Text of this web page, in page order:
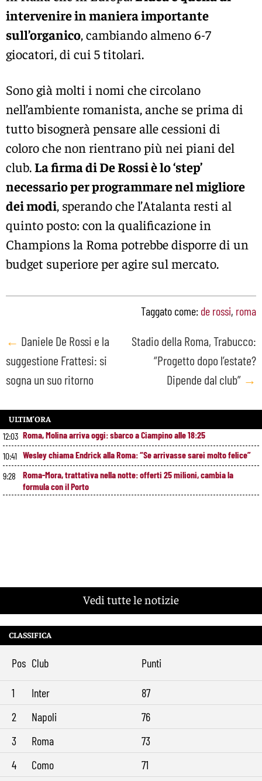
intervenire in maniera importante
sull’organico, cambiando almeno 6-7
giocatori, di cui 5 titolari.
Sono già molti i nomi che circolano
nell’ambiente romanista, anche se prima di
tutto bisognerà pensare alle cessioni di
coloro che non rientrano più nei piani del
club.La firma di De Rossi è lo ‘step’
necessario per programmare nel migliore
dei modi, sperando che l’Atalanta resti al
quinto posto: con la qualificazione in
Champions la Roma potrebbe disporre di un
budget superiore per agire sul mercato.
Taggato come: de rossi, roma
Post
navigation
← Daniele De Rossi e la
suggestione Frattesi: si
sogna un suo ritorno
Stadio della Roma, Trabucco:
“Progetto dopo l’estate?
Dipende dal club” →
ULTIM’ORA
12:03 Roma, Molina arriva oggi: sbarco a Ciampino alle 18:25
10:41 Wesley chiama Endrick alla Roma: “Se arrivasse sarei molto felice”
9:28
Roma-Mora, trattativa nella notte: offerti 25 milioni, cambia la
formula con il Porto
Vedi tutte le notizie
CLASSIFICA
Pos Club Punti
1 Inter
87
2
Napoli
76
3
Roma
73
4
Como
71